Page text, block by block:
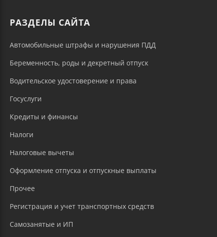
РАЗДЕЛЫ САЙТА
Автомобильные штрафы и нарушения ПДД
Беременность, роды и декретный отпуск
Водительское удостоверение и права
Госуслуги
Кредиты и финансы
Налоги
Налоговые вычеты
Оформление отпуска и отпускные выплаты
Прочее
Регистрация и учет транспортных средств
Самозанятые и ИП